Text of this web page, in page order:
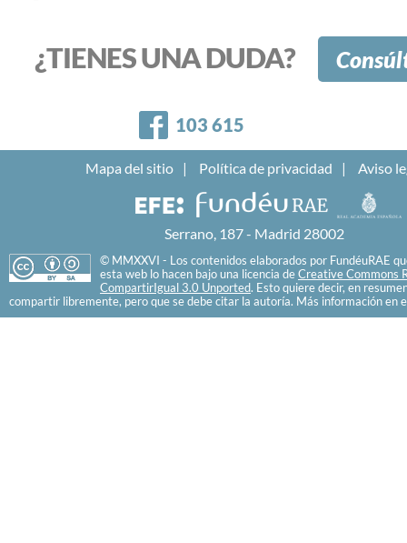
¿TIENES UNA DUDA?
Facebook
103 615
Mapa del sitio Política de privacidad Aviso
Serrano, 187 - Madrid 28002
© MMXXVI - Los contenidos elaborados por FundéuRAE
esta web lo hacen bajo una licencia de Creative Commons
CompartirIgual 3.0 Unported. Esto quiere decir, en
compartir libremente, pero que se debe citar la autoría. Más información en